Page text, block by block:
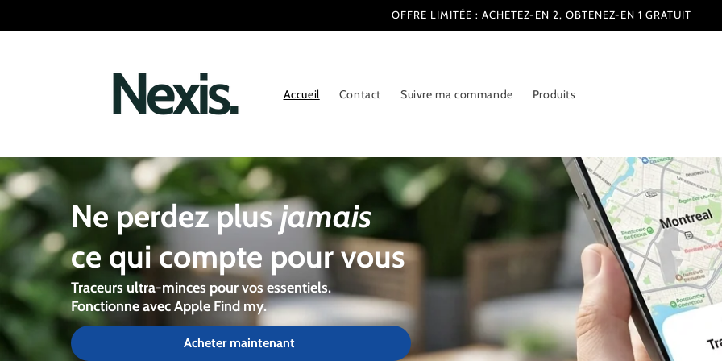
OFFRE LIMITÉE : ACHETEZ-EN 2, OBTENEZ-EN 1 GRATUIT
Accueil Contact Suivre ma commande Produits
Ne perdez plusjamais
ce qui compte pour vous
Traceurs ultra-minces pour vos essentiels.
Fonctionne avec Apple Find my.
Acheter maintenant